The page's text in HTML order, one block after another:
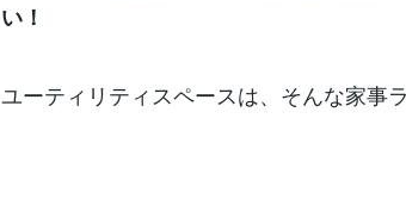
い！
ユーティリティスペースは、そんな家事